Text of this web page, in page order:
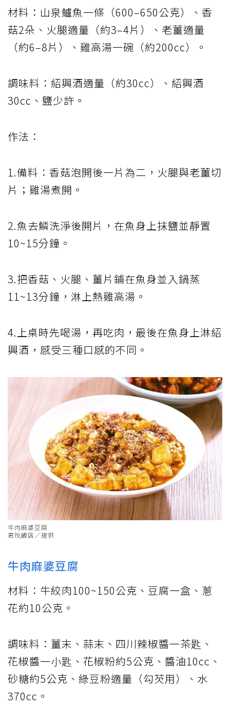
材料：山泉鱸魚一條（600–650公克）、香
菇2朵、火腿適量（約3–4片）、老薑適量
（約6–8片）、雞高湯一碗（約200cc）。
調味料：紹興酒適量（約30cc）、紹興酒
30cc、鹽少許。
作法：
1.備料：香菇泡開後一片為二，火腿與老薑切
片；雞湯煮開。
2.魚去鱗洗淨後開片，在魚身上抹鹽並靜置
10~15分鐘。
3.把香菇、火腿、薑片鋪在魚身並入鍋蒸
11~13分鐘，淋上熱雞高湯。
4.上桌時先喝湯，再吃肉，最後在魚身上淋紹
興酒，感受三種口感的不同。
牛肉麻婆豆腐
君悅飯店／提供
牛肉麻婆豆腐
材料：牛絞肉100~150公克、豆腐一盒、蔥
花約10公克。
調味料：薑末、蒜末、四川辣椒醬一茶匙、
花椒醬一小匙、花椒粉約5公克、醬油10cc、
砂糖約5公克、綠豆粉適量（勾芡用）、水
370cc。